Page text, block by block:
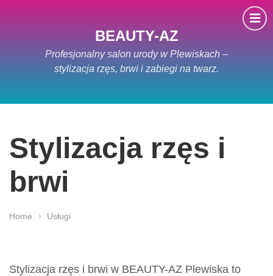
BEAUTY-AZ
Profesjonalny salon urody w Plewiskach –
stylizacja rzęs, brwi i zabiegi na twarz.
Stylizacja rzęs i
brwi
Home Usługi
Stylizacja rzęs i brwi w BEAUTY-AZ Plewiska to